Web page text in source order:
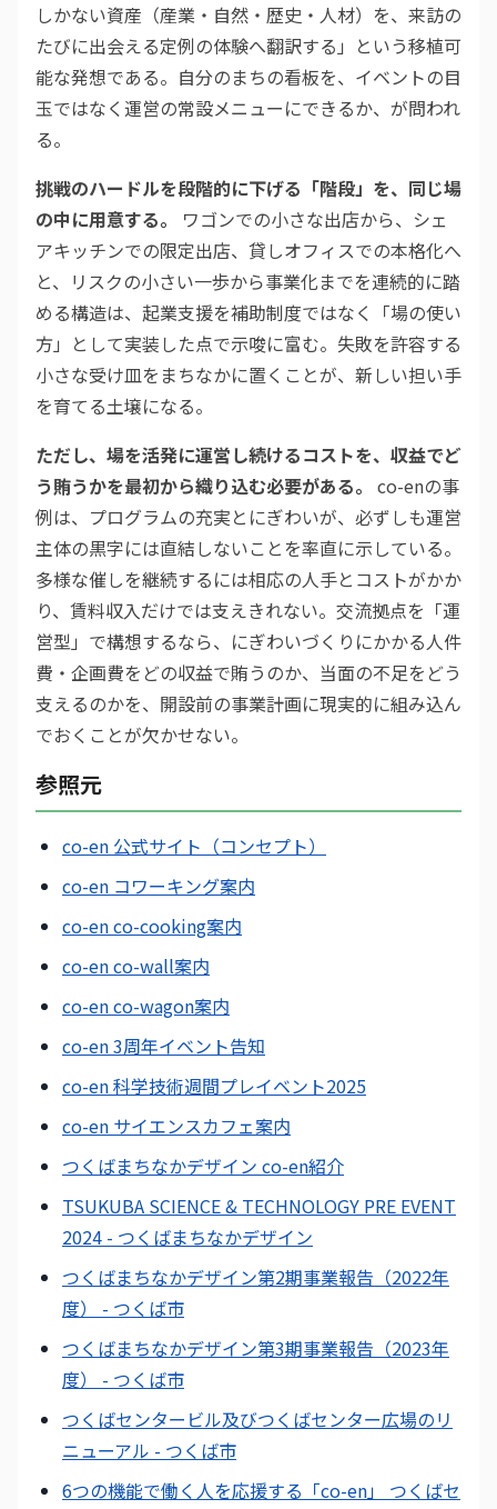
しかない資産（産業・自然・歴史・人材）を、来訪の
たびに出会える定例の体験へ翻訳する」という移植可
能な発想である。自分のまちの看板を、イベントの目
玉ではなく運営の常設メニューにできるか、が問われ
る。
挑戦のハードルを段階的に下げる「階段」を、同じ場
の中に用意する。
ワゴンでの小さな出店から、シェ
アキッチンでの限定出店、貸しオフィスでの本格化へ
と、リスクの小さい一歩から事業化までを連続的に踏
める構造は、起業支援を補助制度ではなく「場の使い
方」として実装した点で示唆に富む。失敗を許容する
小さな受け皿をまちなかに置くことが、新しい担い手
を育てる土壌になる。
ただし、場を活発に運営し続けるコストを、収益でど
う賄うかを最初から織り込む必要がある。 co-enの事
例は、プログラムの充実とにぎわいが、必ずしも運営
主体の黒字には直結しないことを率直に示している。
多様な催しを継続するには相応の人手とコストがかか
り、賃料収入だけでは支えきれない。交流拠点を「運
営型」で構想するなら、にぎわいづくりにかかる人件
費・企画費をどの収益で賄うのか、当面の不足をどう
支えるのかを、開設前の事業計画に現実的に組み込ん
でおくことが欠かせない。
参照元
co-en 公式サイト（コンセプト）
co-en コワーキング案内
co-en co-cooking案内
co-en co-wall案内
co-en co-wagon案内
co-en 3周年イベント告知
co-en 科学技術週間プレイベント2025
co-en サイエンスカフェ案内
つくばまちなかデザイン co-en紹介
TSUKUBA SCIENCE & TECHNOLOGY PRE EVENT
2024 - つくばまちなかデザイン
つくばまちなかデザイン第2期事業報告（2022年
度） - つくば市
つくばまちなかデザイン第3期事業報告（2023年
度） - つくば市
つくばセンタービル及びつくばセンター広場のリ
ニューアル - つくば市
6つの機能で働く人を応援する「co-en」 つくばセ